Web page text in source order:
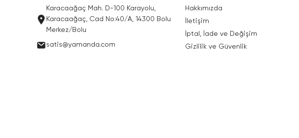
Karacaağaç Mah. D-100 Karayolu,
Karacaağaç, Cad No:40/A, 14300 Bolu
Merkez/Bolu
satis@yamanda.com
Hakkımızda
İletişim
İptal, İade ve Değişim
Gizlilik ve Güvenlik